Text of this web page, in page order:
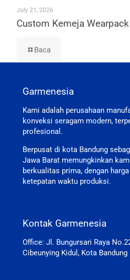
July 21, 2026
Custom Kemeja
Baca
Garmenesia
Kami adalah perusahaan
konveksi seragam modern,
profesional.
Berpusat di kota Bandung
Jawa Barat memungkinkan
berkualitas prima, dengan
ketepatan waktu produksi.
Kontak Garmenesia
Office: Jl. Bungursari Raya
Cibeunying Kidul, Kota Bandung